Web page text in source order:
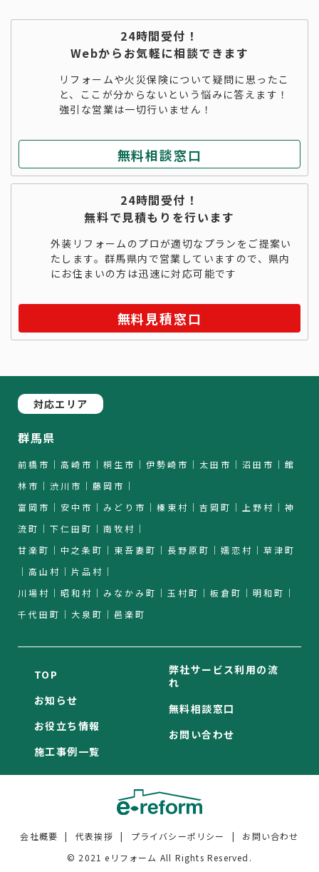
24時間受付！
Webからお気軽に相談できます
リフォームや火災保険について疑問に思ったこ
と、ここが分からないという悩みに答えます！
強引な営業は一切行いません！
無料相談窓口
24時間受付！
無料で見積もりを行います
外装リフォームのプロが適切なプランをご提案い
たします。群馬県内で営業していますので、県内
にお住まいの方は迅速に対応可能です
無料見積窓口
対応エリア
群馬県
前橋市｜高崎市｜桐生市｜伊勢崎市｜太田市｜沼田市｜館
林市｜渋川市｜藤岡市｜
富岡市｜安中市｜みどり市｜榛東村｜吉岡町｜上野村｜神
流町｜下仁田町｜南牧村｜
甘楽町｜中之条町｜東吾妻町｜長野原町｜嬬恋村｜草津町
｜高山村｜片品村｜
川場村｜昭和村｜みなかみ町｜玉村町｜板倉町｜明和町｜
千代田町｜大泉町｜邑楽町
TOP
お知らせ
お役立ち情報
施工事例一覧
弊社サービス利用の流
れ
無料相談窓口
お問い合わせ
会社概要 代表挨拶 プライバシーポリシー
お問い合わせ
© 2021 eリフォーム All Rights Reserved.